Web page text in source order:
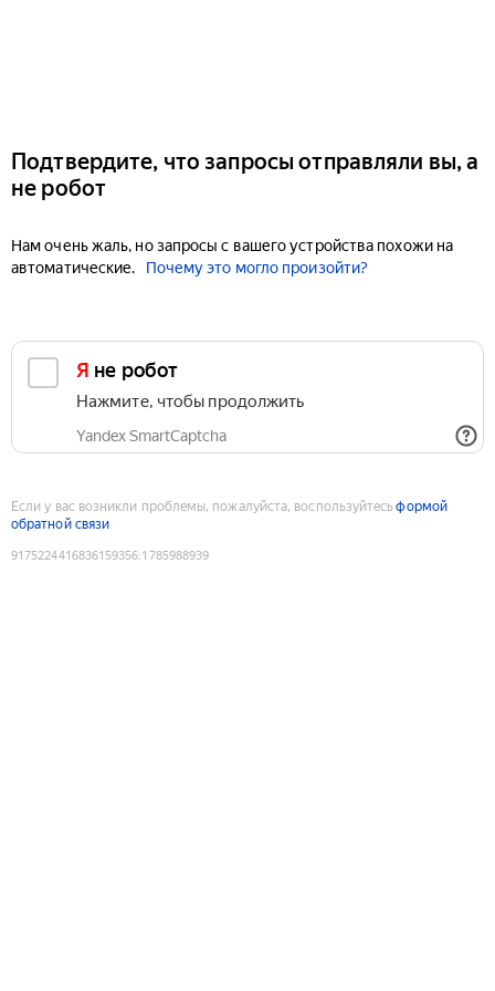
Подтвердите, что запросы отправляли вы, а
не робот
Нам очень жаль, но запросы с вашего устройства похожи на
автоматические.
Почему это могло произойти?
Я не робот
Нажмите, чтобы продолжить
Yandex SmartCaptcha
Если у вас возникли проблемы, пожалуйста, воспользуйтесьформой
обратной связи
9175224416836159356:1785988939